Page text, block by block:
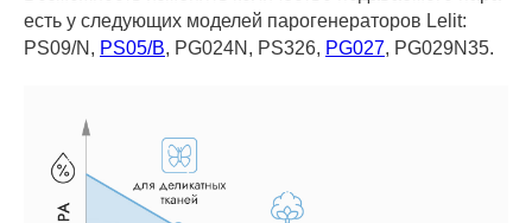
есть у следующих моделей парогенераторов Lelit:
PS09/N, PS05/B, PG024N, PS326, PG027, PG029N35.